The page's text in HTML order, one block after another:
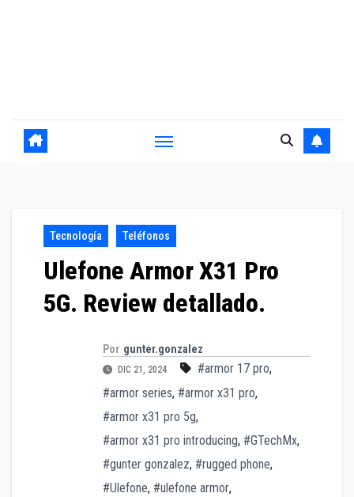
Tecnología Teléfonos
Ulefone Armor X31 Pro
5G. Review detallado.
Por gunter.gonzalez
DIC 21, 2024 #armor 17 pro,
#armor series, #armor x31 pro,
#armor x31 pro 5g,
#armor x31 pro introducing, #GTechMx,
#gunter gonzalez, #rugged phone,
#Ulefone, #ulefone armor,